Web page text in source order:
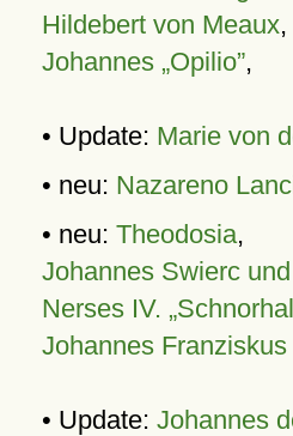
Hildebert von Meaux,
Johannes „Opilio”,
• Update: Marie von
• neu: Nazareno
• neu: Theodosia,
Johannes Swierc
Nerses IV.
Johannes
• Update: Johannes